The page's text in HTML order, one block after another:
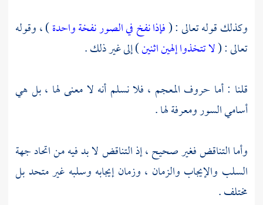
وكذلك قوله تعالى : (فإذا نفخ في الصور نفخة واحدة) ، وقوله
تعالى : (لا تتخذوا إلهين اثنين) إلى غير ذلك .
قلنا : أما حروف المعجم ، فلا نسلم أنه لا معنى لها ، بل هي
أسامي السور ومعرفة لها .
وأما التناقض فغير صحيح ، إذ التناقض لا بد فيه من اتحاد جهة
السلب والإيجاب والزمان ، وزمان إيجابه وسلبه غير متحد بل
مختلف .